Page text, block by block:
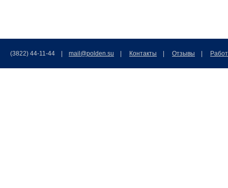
(3822) 44-11-44 | mail@polden.su | Контакты | Отзывы |